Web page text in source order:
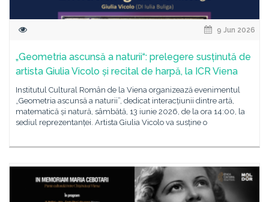
9 Jun 2026
„Geometria ascunsă a naturii“: prelegere susținută de
artista Giulia Vicolo și recital de harpă, la ICR Viena
Institutul Cultural Român de la Viena organizează evenimentul
„Geometria ascunsă a naturii”, dedicat interacțiunii dintre artă,
matematică și natură, sâmbătă, 13 iunie 2026, de la ora 14:00, la
sediul reprezentanței. Artista Giulia Vicolo va susține o